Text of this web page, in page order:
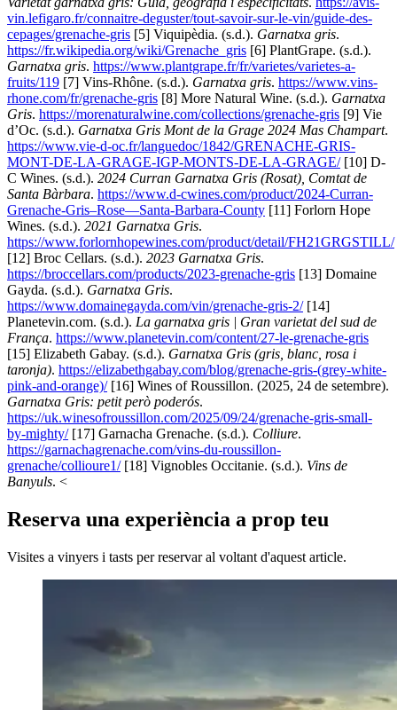
vin.lefigaro.fr/connaitre-deguster/tout-savoir-sur-le-vin/guide-des-
cepages/grenache-gris [5] Viquipèdia. (s.d.). Garnatxa gris.
https://fr.wikipedia.org/wiki/Grenache_gris [6] PlantGrape. (s.d.).
Garnatxa gris. https://www.plantgrape.fr/fr/varietes/varietes-a-
fruits/119 [7] Vins-Rhône. (s.d.). Garnatxa gris. https://www.vins-
rhone.com/fr/grenache-gris [8] More Natural Wine. (s.d.). Garnatxa
Gris. https://morenaturalwine.com/collections/grenache-gris [9] Vie
d’Oc. (s.d.). Garnatxa Gris Mont de la Grage 2024 Mas Champart.
https://www.vie-d-oc.fr/languedoc/1842/GRENACHE-GRIS-
MONT-DE-LA-GRAGE-IGP-MONTS-DE-LA-GRAGE/[10] D-
C Wines. (s.d.). 2024 Curran Garnatxa Gris (Rosat), Comtat de
Santa Bàrbara. https://www.d-cwines.com/product/2024-Curran-
Grenache-Gris–Rose—Santa-Barbara-County [11] Forlorn Hope
Wines. (s.d.). 2021 Garnatxa Gris.
https://www.forlornhopewines.com/product/detail/FH21GRGSTILL/
[12] Broc Cellars. (s.d.). 2023 Garnatxa Gris.
https://broccellars.com/products/2023-grenache-gris [13] Domaine
Gayda. (s.d.). Garnatxa Gris.
https://www.domainegayda.com/vin/grenache-gris-2/[14]
Planetevin.com. (s.d.). La garnatxa gris | Gran varietat del sud de
França. https://www.planetevin.com/content/27-le-grenache-gris
[15] Elizabeth Gabay. (s.d.). Garnatxa Gris (gris, blanc, rosa i
taronja). https://elizabethgabay.com/blog/grenache-gris-(grey-white-
pink-and-orange)/[16] Wines of Roussillon. (2025, 24 de setembre).
Garnatxa Gris: petit però poderós.
https://uk.winesofroussillon.com/2025/09/24/grenache-gris-small-
by-mighty/[17] Garnacha Grenache. (s.d.). Colliure.
https://garnachagrenache.com/vins-du-roussillon-
grenache/collioure1/[18] Vignobles Occitanie. (s.d.). Vins de
Banyuls. <
Reserva una experiència a prop teu
Visites a vinyers i tasts per reservar al voltant d'aquest article.